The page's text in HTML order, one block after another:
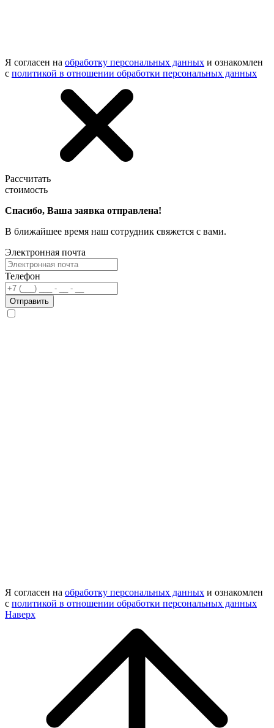
Я согласен на обработку персональных данных и ознакомлен
с политикой в отношении обработки персональных данных
Рассчитать
стоимость
Спасибо, Ваша заявка отправлена!
В ближайшее время наш сотрудник свяжется с вами.
Электронная почта
Телефон
Отправить
Я согласен на обработку персональных данных и ознакомлен
с политикой в отношении обработки персональных данных
Наверх